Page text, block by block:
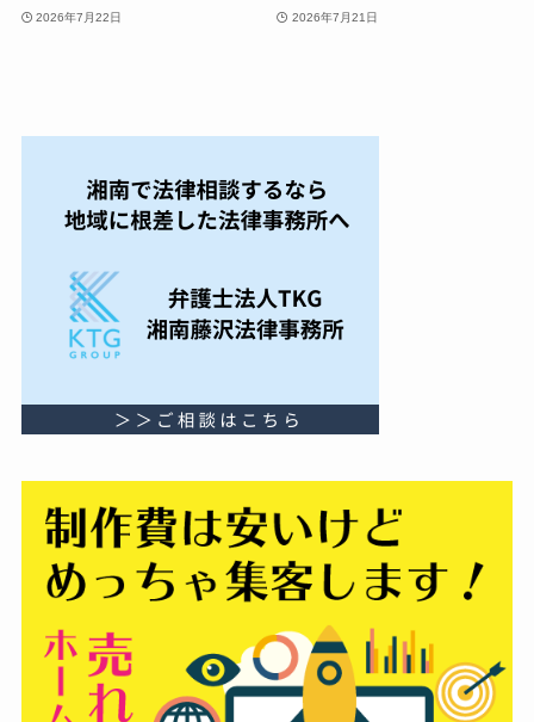
2026年7月22日 2026年7月21日